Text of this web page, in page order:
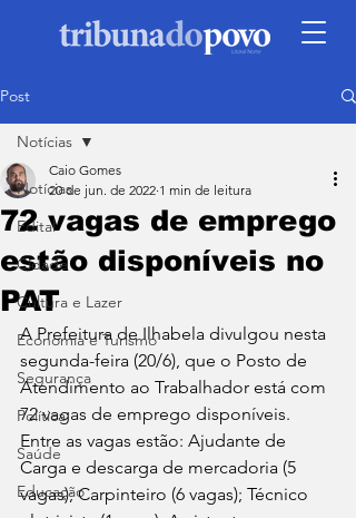
Post
Notícias
Edital
Cidade
Cultura e Lazer
Economia e Turismo
Segurança
Política
Saúde
Educação
Notícias
72 vagas de emprego
estão disponíveis no
PAT
Caio Gomes
20 de jun. de 2022 1 min de leitura
A Prefeitura de Ilhabela divulgou nesta
segunda-feira (20/6), que o Posto de
Atendimento ao Trabalhador está com
72 vagas de emprego disponíveis.
Entre as vagas estão: Ajudante de
Carga e descarga de mercadoria (5
vagas); Carpinteiro (6 vagas); Técnico